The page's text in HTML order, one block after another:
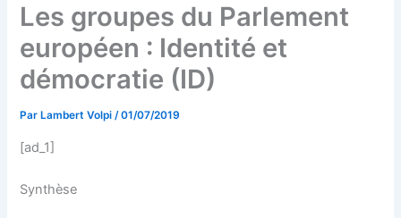
Les groupes du Parlement
européen : Identité et
démocratie (ID)
Par Lambert Volpi/01/07/2019
[ad_1]
Synthèse